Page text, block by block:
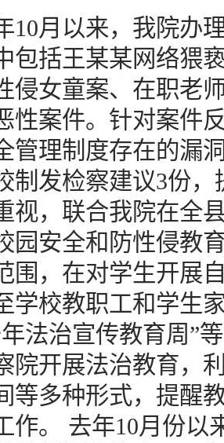
月以来，我院办
包括王某某网络猥
侵女童案、在职老
性案件。针对案件
管理制度存在的漏
制发检察建议3份
视，联合我院在全
园安全和防性侵教
围，在对学生开展
学校教职工和学生
年法治宣传教育周”
院开展法治教育，
等多种形式，提醒
作。 去年10月份以